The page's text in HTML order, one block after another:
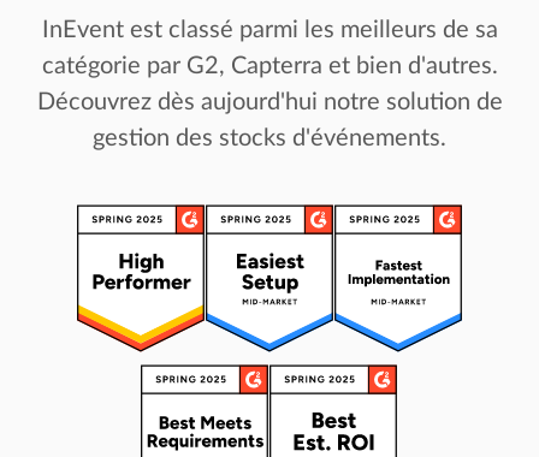
InEvent est classé parmi les meilleurs de sa
catégorie par G2, Capterra et bien d'autres.
Découvrez dès aujourd'hui notre solution de
gestion des stocks d'événements.